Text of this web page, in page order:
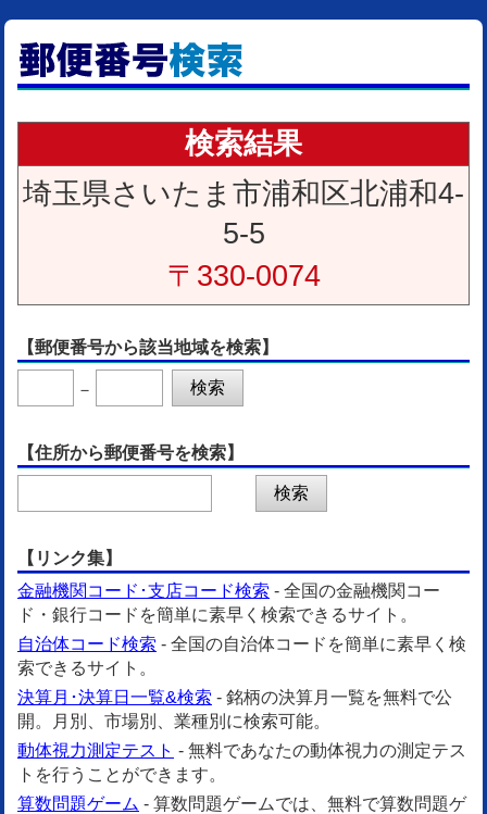
検索結果
埼玉県さいたま市浦和区北浦和4-
5-5
〒330-0074
【郵便番号から該当地域を検索】
－
【住所から郵便番号を検索】
【リンク集】
金融機関コード･支店コード検索 - 全国の金融機関コー
ド・銀行コードを簡単に素早く検索できるサイト。
自治体コード検索 - 全国の自治体コードを簡単に素早く検
索できるサイト。
決算月･決算日一覧&検索 - 銘柄の決算月一覧を無料で公
開。月別、市場別、業種別に検索可能。
動体視力測定テスト - 無料であなたの動体視力の測定テス
トを行うことができます。
算数問題ゲーム - 算数問題ゲームでは、無料で算数問題ゲ